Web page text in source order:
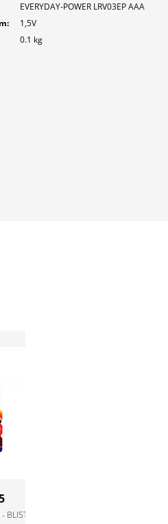
EVERYDAY-POWER LRV03EP AAA
1,5V
0.1 kg